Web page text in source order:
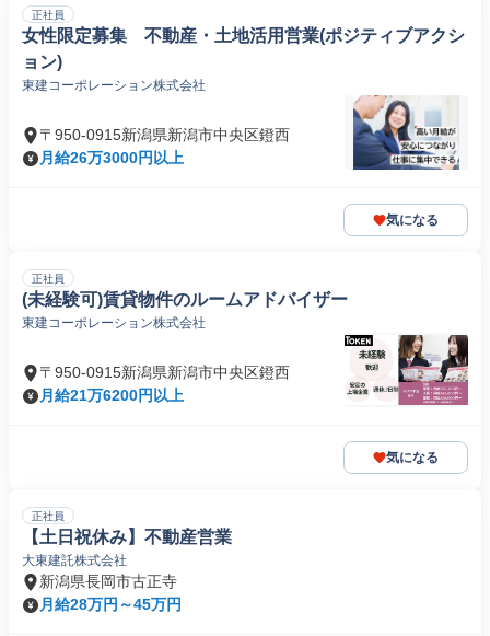
正社員
女性限定募集 不動産・土地活用営業(ポジティブアクシ
ョン)
東建コーポレーション株式会社
〒950-0915新潟県新潟市中央区鐙西
月給26万3000円以上
気になる
正社員
(未経験可)賃貸物件のルームアドバイザー
東建コーポレーション株式会社
〒950-0915新潟県新潟市中央区鐙西
月給21万6200円以上
気になる
正社員
【土日祝休み】不動産営業
大東建託株式会社
新潟県長岡市古正寺
月給28万円～45万円